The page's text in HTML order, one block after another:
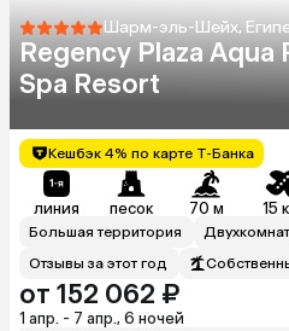
Шарм-эль-Шейх,
Regency Plaza Aqua
Spa Resort
Кешбэк 4% по карте Т-Банка
линия песок 70 м 15
Большая территория
Отзывы за этот год
от 152 062 ₽
1 апр. - 7 апр., 6 ночей